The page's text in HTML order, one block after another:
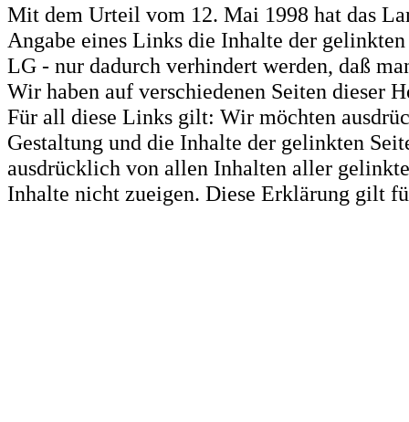
Mit dem Urteil vom 12. Mai 1998 hat das
Angabe eines Links die Inhalte der
LG - nur dadurch verhindert werden, daß
Wir haben auf verschiedenen Seiten dieser
Für all diese Links gilt: Wir möchten
Gestaltung und die Inhalte der gelinkten
ausdrücklich von allen Inhalten aller
Inhalte nicht zueigen. Diese Erklärung gilt